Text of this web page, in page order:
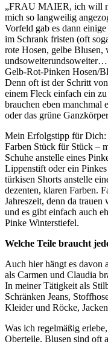
„FRAU MAIER, ich will
mich so langweilig
Vorfeld gab es dann
im Schrank fristen (oft
rote Hosen, gelbe
Gelb-Rot-Pinken Hosen/
Denn oft ist der Schritt
einem Fleck einfach ein
brauchen eben manchmal
oder das grüne
Mein Erfolgstipp für Dich:
Farben Stück für Stück –
Schuhe anstelle eines
Lippenstift oder ein
türkisen Shorts anstelle
dezenten, klaren Farben.
Jahreszeit, denn da
und es gibt einfach auch
Pinke Winterstiefel.
Welche Teile braucht
Auch hier hängt es davon
als Carmen und Claudia
In meiner Tätigkeit als
Schränken Jeans,
Kleider und Röcke,
Was ich regelmäßig
Oberteile. Blusen sind oft